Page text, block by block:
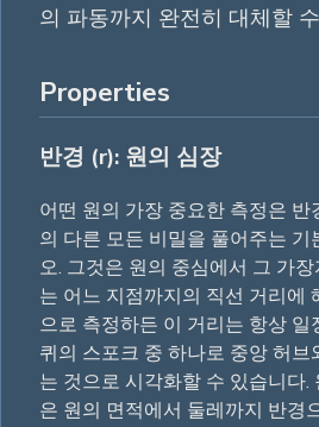
의 파동까지 완전히 대체할
Properties
반경 (r): 원의 심장
어떤 원의 가장 중요한 측정은 반
의 다른 모든 비밀을 풀어주는 기
오. 그것은 원의 중심에서 그 가
는 어느 지점까지의 직선 거리에
으로 측정하든 이 거리는 항상 일
퀴의 스포크 중 하나로 중앙 허
는 것으로 시각화할 수 있습니다.
은 원의 면적에서 둘레까지 반경